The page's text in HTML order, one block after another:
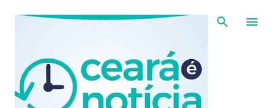
Pular para o conteúdo principal